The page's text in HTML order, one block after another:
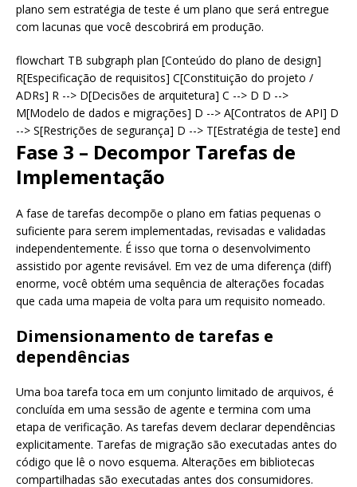
plano sem estratégia de teste é um plano que será entregue
com lacunas que você descobrirá em produção.
flowchart TB subgraph plan [Conteúdo do plano de design]
R[Especificação de requisitos] C[Constituição do projeto /
ADRs] R --> D[Decisões de arquitetura] C --> D D -->
M[Modelo de dados e migrações] D --> A[Contratos de API] D
--> S[Restrições de segurança] D --> T[Estratégia de teste] end
Fase 3 – Decompor Tarefas de
Implementação
A fase de tarefas decompõe o plano em fatias pequenas o
suficiente para serem implementadas, revisadas e validadas
independentemente. É isso que torna o desenvolvimento
assistido por agente revisável. Em vez de uma diferença (diff)
enorme, você obtém uma sequência de alterações focadas
que cada uma mapeia de volta para um requisito nomeado.
Dimensionamento de tarefas e
dependências
Uma boa tarefa toca em um conjunto limitado de arquivos, é
concluída em uma sessão de agente e termina com uma
etapa de verificação. As tarefas devem declarar dependências
explicitamente. Tarefas de migração são executadas antes do
código que lê o novo esquema. Alterações em bibliotecas
compartilhadas são executadas antes dos consumidores.